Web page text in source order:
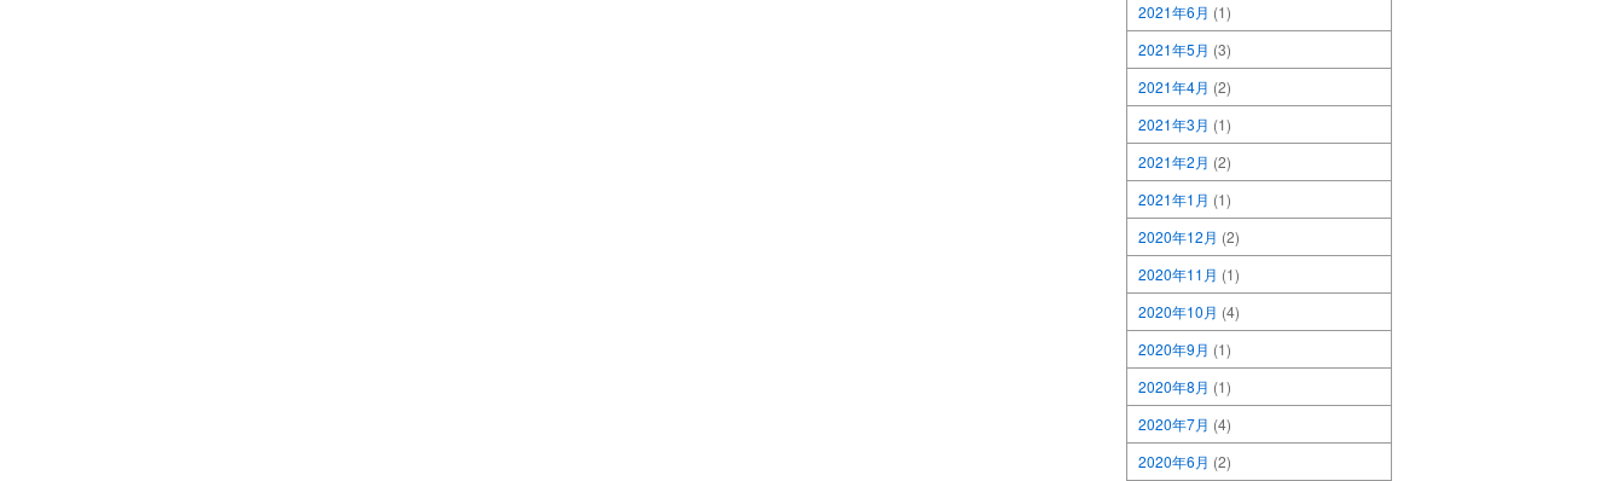
2021年6月 (1)
2021年5月 (3)
2021年4月 (2)
2021年3月 (1)
2021年2月 (2)
2021年1月 (1)
2020年12月 (2)
2020年11月 (1)
2020年10月 (4)
2020年9月 (1)
2020年8月 (1)
2020年7月 (4)
2020年6月 (2)